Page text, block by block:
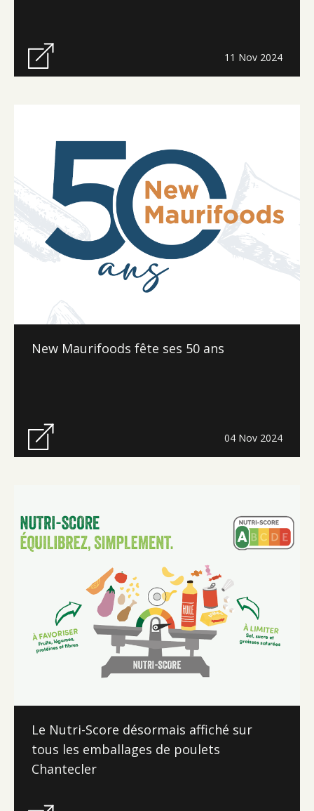
11 Nov 2024
New Maurifoods fête ses 50 ans
04 Nov 2024
Le Nutri-Score désormais affiché sur
tous les emballages de poulets
Chantecler